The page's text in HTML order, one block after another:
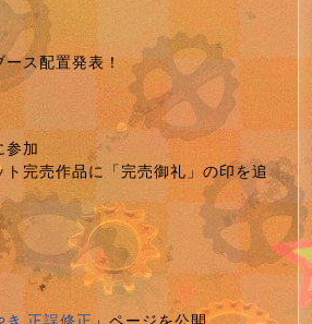
ース配置発表！
参加
ト完売作品に「完売御礼」の印を追